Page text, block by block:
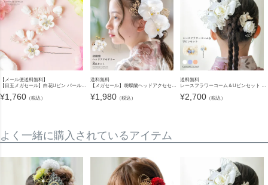
【メール便送料無料】
【目玉メガセール】白花Uピン パールフラワーエレガンスUピン 2本セット キャサリンコテージ YUP12《メール便優先商品》
¥1,760 （税込）
送料無料
【メガセール】胡蝶蘭ヘッドアクセセット ヘアアクセサリー 七五三 着物 浴衣 袴 卒業袴 卒業式 成人式 花 キッズ ジュニア レディース 大人 女の子 和装 和風 髪飾り 造花 キャサリンコテージ TAK
¥1,980（税込）
送料無料
レースフラワーコーム＆Uピンセット 2点セット 和装 着物 袴 浴衣 ドレス 七五三 卒業式 花 リボン パール 髪飾り キッズ キャサリンコテージ TAK
¥2,700 （税込）
よく一緒に購入されているアイテム